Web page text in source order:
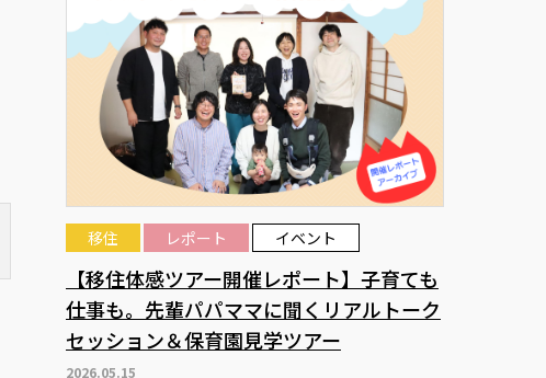
2026.05.15
移住 レポート イベント
【移住体感ツアー開催レポート】子育ても
仕事も。先輩パパママに聞くリアルトーク
セッション＆保育園見学ツアー